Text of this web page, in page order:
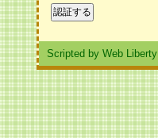
Scripted by Web Liberty